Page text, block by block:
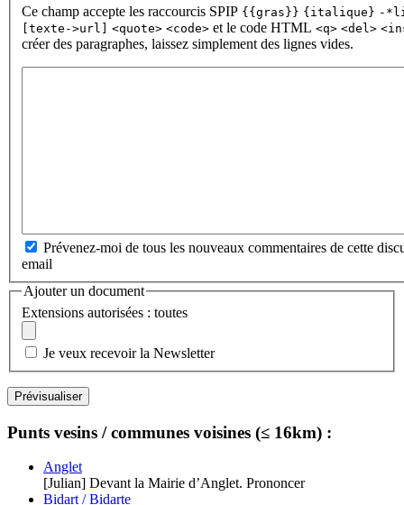
Ce champ accepte les raccourcis SPIP {{gras}} {italique} -
[texte->url]
<quote> <code> et le code HTML <q> <del>
créer des paragraphes, laissez simplement des lignes vides.
Prévenez-moi de tous les nouveaux commentaires de cette
email
Ajouter un document
Extensions autorisées : toutes
Je veux recevoir la Newsletter
Punts vesins / communes voisines (≤ 16km) :
Anglet
[Julian] Devant la Mairie d’Anglet. Prononcer
Bidart / Bidarte